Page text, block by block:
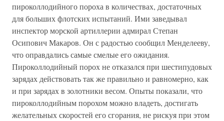
пироколлодийного пороха в количествах, достаточных
для больших флотских испытаний. Ими заведывал
инспектор морской артиллерии адмирал Степан
Осипович Макаров. Он с радостью сообщил Менделееву,
что оправдались самые смелые его ожидания.
Пироколлодийный порох не отказался при шестипудовых
зарядах действовать так же правильно и равномерно, как
и при зарядах в золотники весом. Опыты показали, что
пироколлодийным порохом можно владеть, достигать
желательных скоростей его сгорания, не рискуя при этом